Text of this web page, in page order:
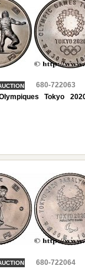
680-722063
Tokyo
680-722064